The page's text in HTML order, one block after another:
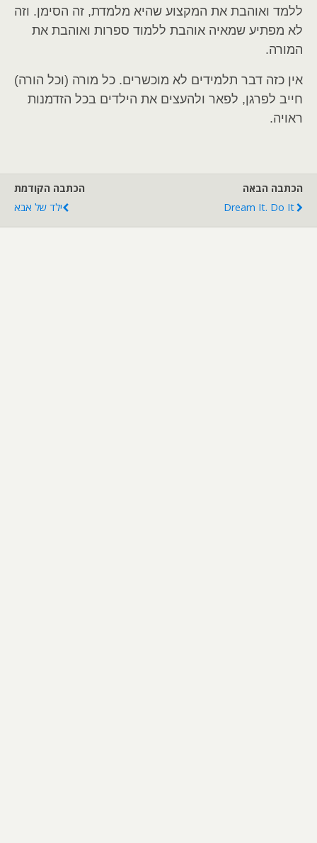
ללמד ואוהבת את המקצוע שהיא מלמדת, זה הסימן. וזה
לא מפתיע שמאיה אוהבת ללמוד ספרות ואוהבת את
המורה.
אין כזה דבר תלמידים לא מוכשרים. כל מורה (וכל הורה)
חייב לפרגן, לפאר ולהעצים את הילדים בכל הזדמנות
ראויה.
הכתבה הקודמת
ילד של אבא
הכתבה הבאה
Dream It. Do It